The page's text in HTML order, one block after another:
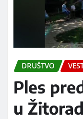
DRUŠTVO
Ples
u